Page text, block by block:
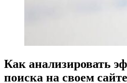
Как анализировать
поиска на своем сайте